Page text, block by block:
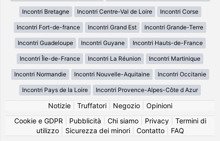
Incontri Bretagne Incontri Centre-Val de Loire Incontri Corse
Incontri Fort-de-france Incontri Grand Est Incontri Grande-Terre
Incontri Guadeloupe Incontri Guyane Incontri Hauts-de-France
Incontri Île-de-France Incontri La Réunion Incontri Martinique
Incontri Normandie Incontri Nouvelle-Aquitaine Incontri Occitanie
Incontri Pays de la Loire Incontri Provence-Alpes-Côte d Azur
Notizie| Truffatori| Negozio| Opinioni
Cookie e GDPR
Pubblicità Chi siamo| Privacy| Termini di
utilizzo| Sicurezza dei minori| Contatto| FAQ